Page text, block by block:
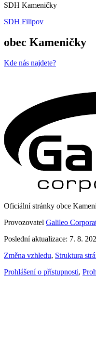
SDH Kameničky
SDH Filipov
obec Kameničky
Kde nás najdete?
Oficiální stránky obce
Provozovatel Galileo
Poslední aktualizace: 7. 8.
Změna vzhledu, Struktura
Prohlášení o přístupnosti,